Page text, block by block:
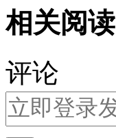
相关阅读
评论